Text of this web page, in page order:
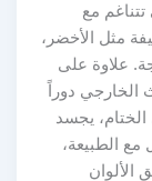
تتناغم مع
مثل الأخضر،
علاوة على
الخارجي دوراً
يجسد
مع الطبيعة،
الألوان